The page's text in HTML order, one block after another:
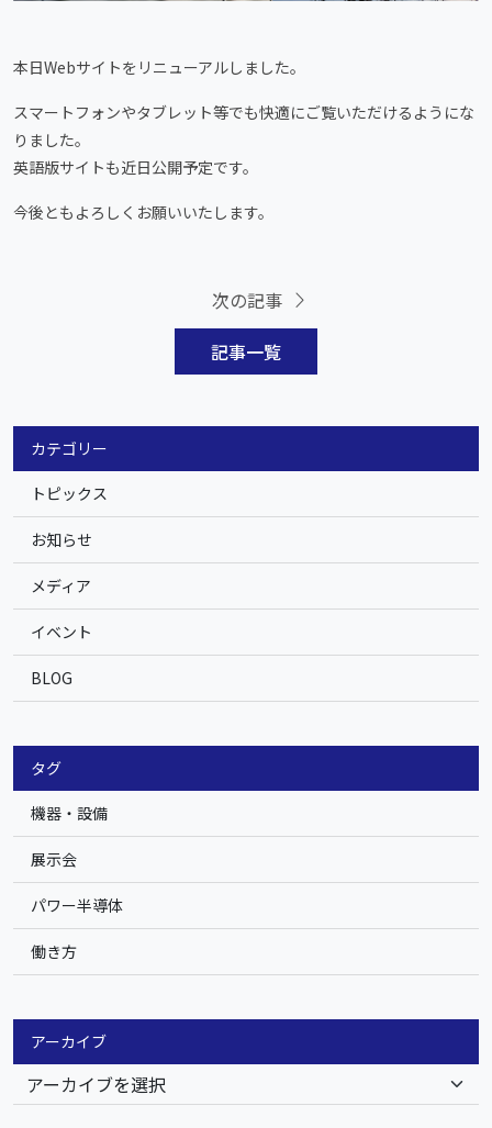
本日Webサイトをリニューアルしました。
スマートフォンやタブレット等でも快適にご覧いただけるようにな
りました。
英語版サイトも近日公開予定です。
今後ともよろしくお願いいたします。
記事一覧
次の記事
カテゴリー
トピックス
お知らせ
メディア
イベント
BLOG
タグ
機器・設備
展示会
パワー半導体
働き方
アーカイブ